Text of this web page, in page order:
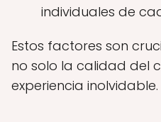
individuales de
Estos factores son
no solo la calidad del
experiencia inolvidable.